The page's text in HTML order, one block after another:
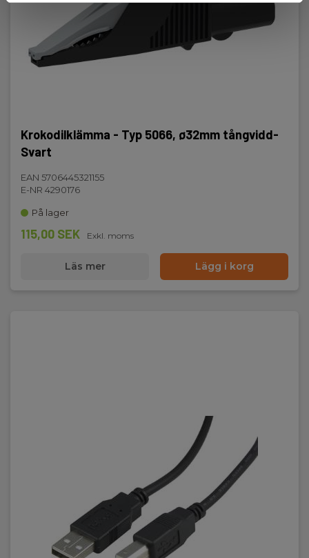
Krokodilklämma - Typ 5066, ø32mm tångvidd-
Svart
EAN 5706445321155
E-NR 4290176
På lager
115,00 SEK Exkl. moms
Läs mer Lägg i korg